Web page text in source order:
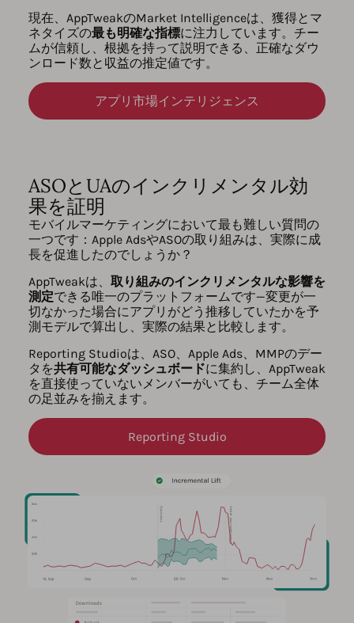
現在、AppTweakのMarket Intelligenceは、獲得とマ
ネタイズの最も明確な指標に注力しています。チー
ムが信頼し、根拠を持って説明できる、正確なダウ
ンロード数と収益の推定値です。
アプリ市場インテリジェンス
ASOとUAのインクリメンタル効
果を証明
モバイルマーケティングにおいて最も難しい質問の
一つです：Apple AdsやASOの取り組みは、実際に成
長を促進したのでしょうか？
AppTweakは、 取り組みのインクリメンタルな影響を
測定できる唯一のプラットフォームです—変更が一
切なかった場合にアプリがどう推移していたかを予
測モデルで算出し、実際の結果と比較します。
Reporting Studioは、ASO、Apple Ads、MMPのデー
タを共有可能なダッシュボードに集約し、AppTweak
を直接使っていないメンバーがいても、チーム全体
の足並みを揃えます。
Reporting Studio